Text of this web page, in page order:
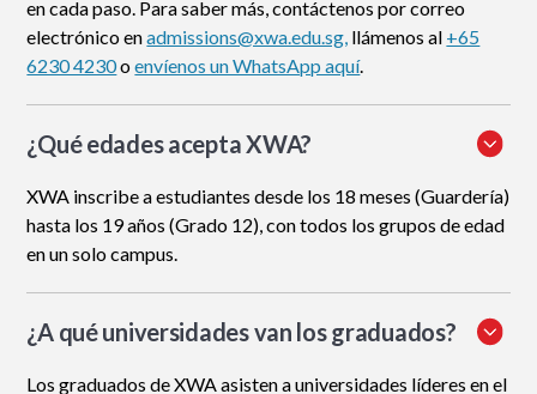
en cada paso. Para saber más, contáctenos por correo
electrónico enadmissions@xwa.edu.sg, llámenos al +65
6230 4230oenvíenos un WhatsApp aquí.
¿Qué edades acepta XWA?
XWA inscribe a estudiantes desde los 18 meses (Guardería)
hasta los 19 años (Grado 12), con todos los grupos de edad
en un solo campus.
¿A qué universidades van los graduados?
Los graduados de XWA asisten a universidades líderes en el